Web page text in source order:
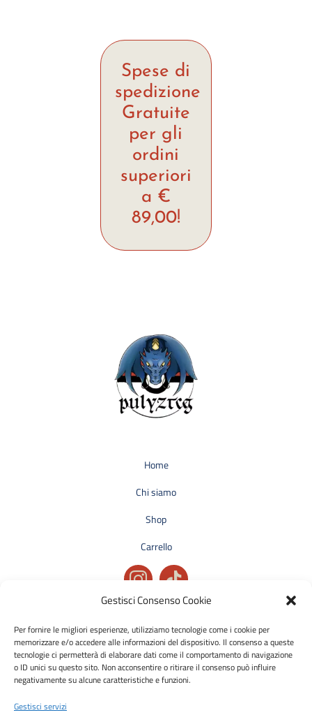
Gestisci Consenso Cookie
Per fornire le migliori esperienze, utilizziamo tecnologie come i cookie per
memorizzare e/o accedere alle informazioni del dispositivo. Il consenso a queste
tecnologie ci permetterà di elaborare dati come il comportamento di navigazione
o ID unici su questo sito. Non acconsentire o ritirare il consenso può influire
negativamente su alcune caratteristiche e funzioni.
Gestisci servizi
Spese di
spedizione
Gratuite
per gli
ordini
superiori
a €
89,00!
Home
Chi siamo
Shop
Carrello
Condizioni generali di vendita
Cookie policy